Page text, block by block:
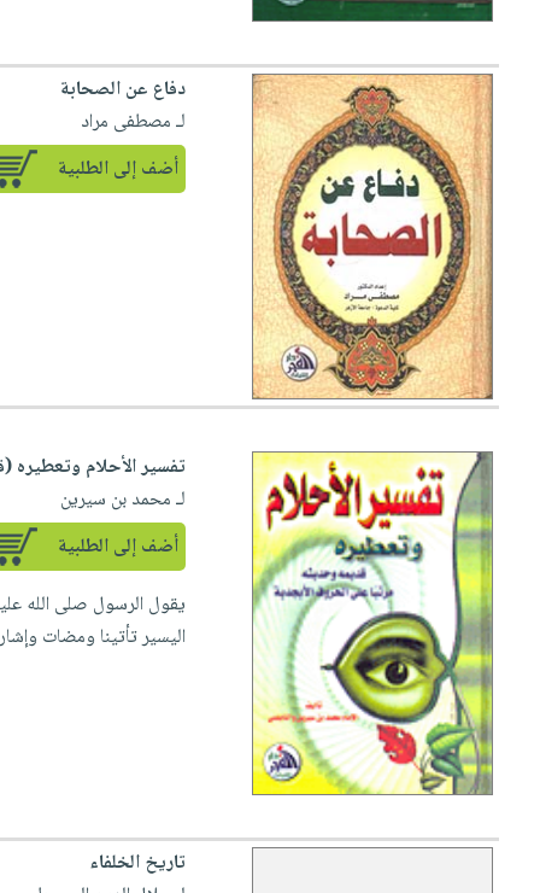
دفاع عن الصحابة
لـ مصطفى مراد
أضف إلى الطلبية
تفسير الأحلام
لـ محمد بن سيرين
أضف إلى الطلبية
يقول الرسول صلى الله
اليسير تأتينا ومضات
تاريخ الخلفاء